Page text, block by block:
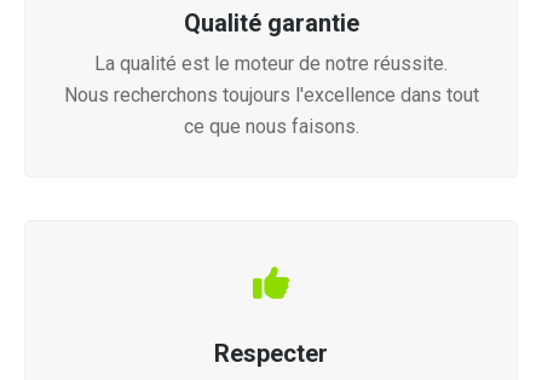
Qualité garantie
La qualité est le moteur de notre réussite.
Nous recherchons toujours l'excellence dans tout
ce que nous faisons.
Respecter